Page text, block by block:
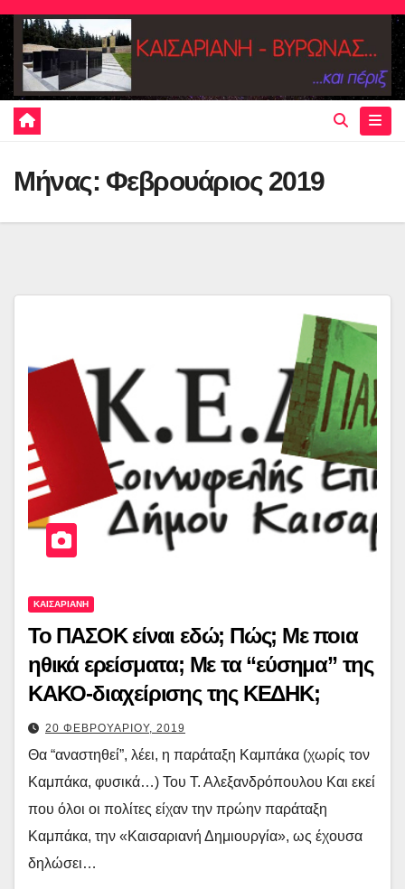
Skip
content
Μήνας: Φεβρουάριος 2019
ΚΑΙΣΑΡΙΑΝΗ
Το ΠΑΣΟΚ είναι εδώ; Πώς; Με ποια
ηθικά ερείσματα; Με τα “εύσημα” της
ΚΑΚΟ-διαχείρισης της ΚΕΔΗΚ;
20 ΦΕΒΡΟΥΑΡΙΟΥ, 2019
Θα “αναστηθεί”, λέει, η παράταξη Καμπάκα (χωρίς τον
Καμπάκα, φυσικά…) Του Τ. Αλεξανδρόπουλου Και εκεί
που όλοι οι πολίτες είχαν την πρώην παράταξη
Καμπάκα, την «Καισαριανή Δημιουργία», ως έχουσα
δηλώσει…